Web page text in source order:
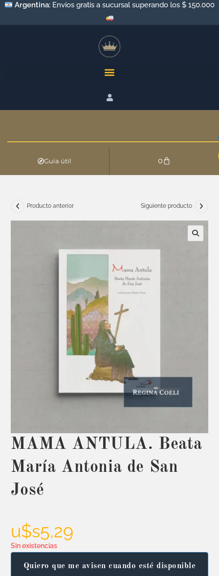
Argentina: Envíos gratis a sucursal superando los $ 150.000
Guía útil 0
Producto anterior Siguiente producto
MAMA ANTULA. Beata
María Antonia de San
José
u$s5,29
Sin existencias
Quiero que me avisen cuando esté disponible